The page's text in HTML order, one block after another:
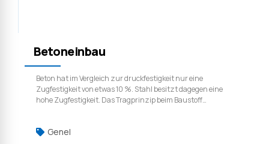
Genel
Betoneinbau
Beton hat im Vergleich zur druckfestigkeit nur eine
Zugfestigkeit von etwas 10 %. Stahl besitzt dagegen eine
hohe Zugfestigkeit. Das Tragprinzip beim Baustoff
Feldbereich unten), also zu bewehren, und in den übrigen